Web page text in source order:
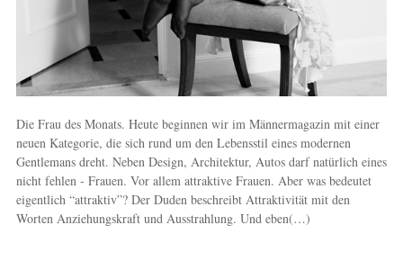
Die Frau des Monats. Heute beginnen wir im Männermagazin mit einer
neuen Kategorie, die sich rund um den Lebensstil eines modernen
Gentlemans dreht. Neben Design, Architektur, Autos darf natürlich eines
nicht fehlen - Frauen. Vor allem attraktive Frauen. Aber was bedeutet
eigentlich “attraktiv”? Der Duden beschreibt Attraktivität mit den
Worten Anziehungskraft und Ausstrahlung. Und eben(…)